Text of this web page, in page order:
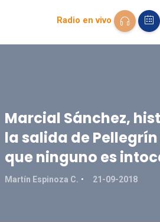
Radio en vivo
Marcial Sánchez,
la salida de
que ninguno es
Martín Espinoza C. 21-09-2018